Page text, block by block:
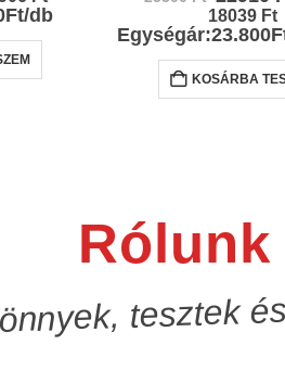
db
price
was:
18039 Ft
KOSÁRBA
tesztek